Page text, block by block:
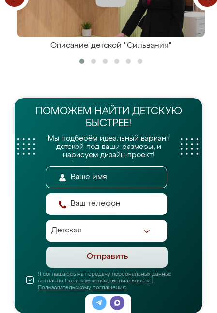
Описание детской "Сильвания"
ПОМОЖЕМ НАЙТИ ДЕТСКУЮ
БЫСТРЕЕ!
Мы подберём идеальный вариант
детской под ваши размеры, и
нарисуем дизайн-проект!
Отправить
Я соглашаюсь на передачу персональных данных
согласно Политике конфиденциальности
Пользовательскому соглашению